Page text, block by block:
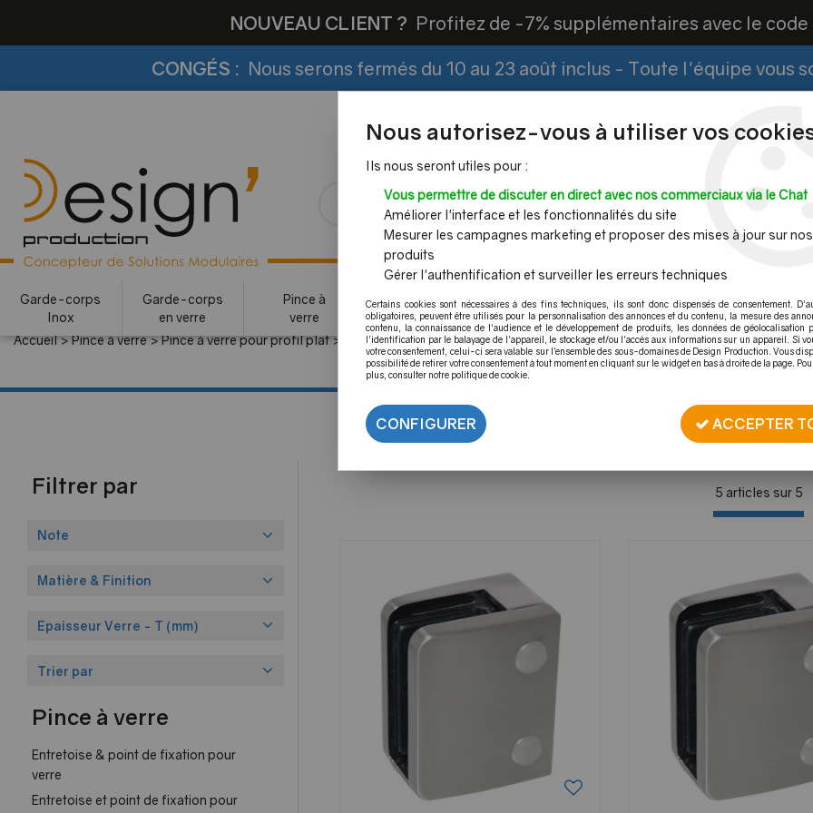
NOUVEAU CLIENT ? Profitez de -7% supplémentaires avec le
CONGÉS : Nous serons fermés du 10 au 23 août inclus - Toute l'équipe vous
Espace PRO
Garde-corps
Inox
Garde-corps
en verre
Pince à
verre
Mains
courantes
Tubes et
barres inox
Câble inox &
filet inox
pour
Accueil>Pince à verre>Pince à verre pour profil plat> Pince modèle 04 Dimensions 70 x 55 mm
Pince modèle 04
Filtrer par
Note
Matière & Finition
Epaisseur Verre - T (mm)
Trier par
Pince à verre
Entretoise & point de fixation pour
verre
Entretoise et point de fixation pour
5 articles sur 5
Nous autorisez-vous à utiliser vos
Ils nous seront utiles pour :
Vous permettre de discuter en direct avec nos commerciaux via le Chat
Améliorer l'interface et les fonctionnalités du site
Mesurer les campagnes marketing et proposer des mises à jour sur nos
produits
Gérer l'authentification et surveiller les erreurs techniques
Certains cookies sont nécessaires à des fins techniques, ils sont donc dispensés de consentement.
obligatoires, peuvent être utilisés pour la personnalisation des annonces et du contenu, la mesure des
contenu, la connaissance de l'audience et le développement de produits, les données de géolocalisation
l'identification par le balayage de l'appareil, le stockage et/ou l'accès aux informations sur un appareil. Si
votre consentement, celui-ci sera valable sur l’ensemble des sous-domaines de Design Production. Vous
possibilité de retirer votre consentement à tout moment en cliquant sur le widget en bas à droite de la page.
plus, consulter notre politique de cookie.
CONFIGURER ACCEPTER